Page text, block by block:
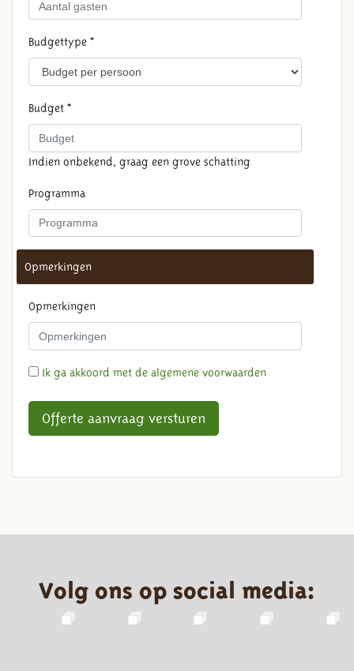
Budgettype *
Budget *
Indien onbekend, graag een grove schatting
Programma
Opmerkingen
Opmerkingen
Ik ga akkoord met de algemene voorwaarden
Offerte aanvraag versturen
Volg ons op social media: